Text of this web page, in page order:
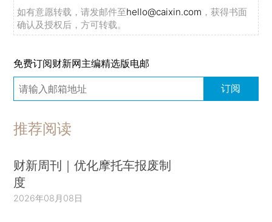
如有意愿转载，请发邮件至hello@caixin.com ，获得书面
确认及授权后，方可转载。
免费订阅财新网主编精选版电邮
订阅
推荐阅读
财新周刊｜优化摩托车报废制
度
2026年08月08日